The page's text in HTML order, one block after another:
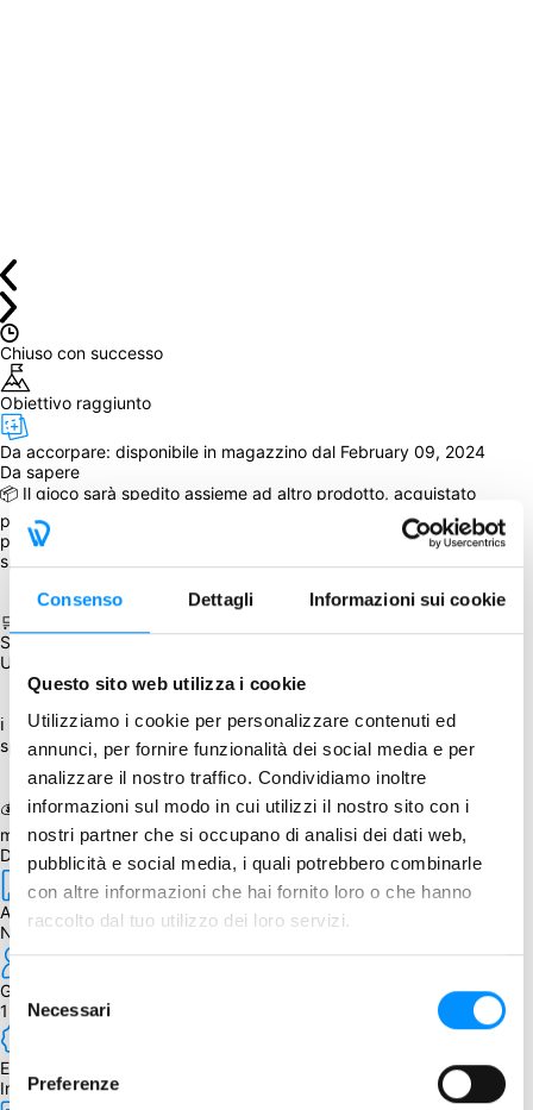
Consenso Dettagli Informazioni sui cookie
Questo sito web utilizza i cookie
Utilizziamo i cookie per personalizzare contenuti ed
annunci, per fornire funzionalità dei social media e per
analizzare il nostro traffico. Condividiamo inoltre
informazioni sul modo in cui utilizzi il nostro sito con i
nostri partner che si occupano di analisi dei dati web,
pubblicità e social media, i quali potrebbero combinarle
con altre informazioni che hai fornito loro o che hanno
raccolto dal tuo utilizzo dei loro servizi.
Selezione
delNecessari
Preferenze
Chiuso con successo
Obiettivo raggiunto
Da accorpare: disponibile in magazzino dal February 09, 2024
Da sapere
📦 Il gioco sarà spedito assieme ad altro prodotto, acquistato
precedentemente, in questa occasione (minimo 3 giochi) o
partecipando a un GA successivo, per il quale sia prevista la
spedizione.
🛒 È possibile aggiungere Chomp, l'espansione Chomp: Flyers &
Scavengers, Sail, l'espansione Sail: Seafarer Expansion e gli
Upgrade Kit disponibili durante il processo d'acquisto.
ℹ La percentuale di sconto è stata applicata al prezzo di listino più
spese di spedizione previste dall’editore.
💰 Ottieni l'1% di cashback in WeeCoin selezionando Stripe come
metodo di pagamento!
Dettagli
Autore
Nao Shimamura (シマムラナオ)
Giocatori
1 - 5
Edizione
Inglese